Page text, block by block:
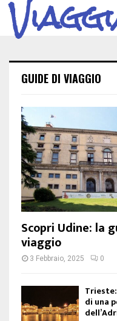
GUIDE DI VIAGGIO
Scopri Udine: la
viaggio
3 Febbraio, 2025 0
di una